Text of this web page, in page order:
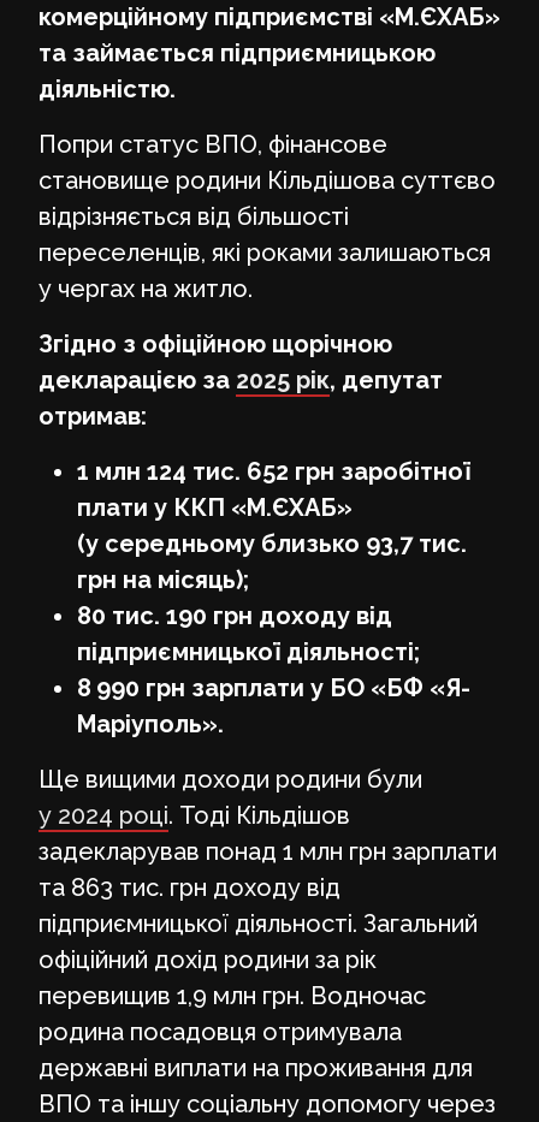
комерційному підприємстві «М.ЄХАБ»
та займається підприємницькою
діяльністю.
Попри статус ВПО, фінансове
становище родини Кільдішова суттєво
відрізняється від більшості
переселенців, які роками залишаються
у чергах на житло.
Згідно з офіційною щорічною
декларацією за 2025 рік, депутат
отримав:
1 млн 124 тис. 652 грн заробітної
плати у ККП «М.ЄХАБ»
(у середньому близько 93,7 тис.
грн на місяць);
80 тис. 190 грн доходу від
підприємницької діяльності;
8 990 грн зарплати у БО «БФ «Я-
Маріуполь».
Ще вищими доходи родини були
у 2024 році. Тоді Кільдішов
задекларував понад 1 млн грн зарплати
та 863 тис. грн доходу від
підприємницької діяльності. Загальний
офіційний дохід родини за рік
перевищив 1,9 млн грн. Водночас
родина посадовця отримувала
державні виплати на проживання для
ВПО та іншу соціальну допомогу через